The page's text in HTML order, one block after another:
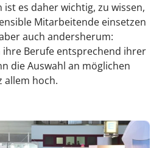
– Das Wichtigste in
es daher wichtig, zu wissen,
Mitarbeitende einsetzen
auch andersherum:
ihre Berufe entsprechend ihrer
die Auswahl an möglichen
allem hoch.